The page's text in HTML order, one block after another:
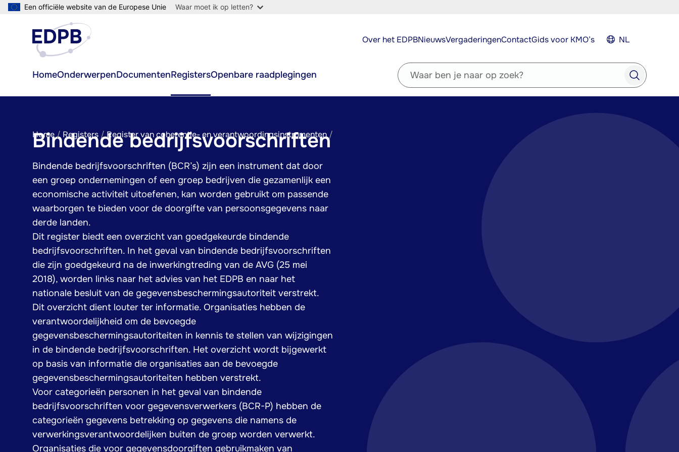
OverslaanEen officiële website van de Europese Unie Waar moet ik op letten?
Main
navigation
HomeOnderwerpenDocumentenRegistersOpenbare raadplegingen
Over het EDPBNieuwsVergaderingenContactGids voor KMO’s NL
Filter
by
Kruimelpad
Home Registers Register van coherentie- en verantwoordingsinstrumenten
Bindende bedrijfsvoorschriften
Bindende bedrijfsvoorschriften (BCR’s) zijn een instrument dat door
een groep ondernemingen of een groep bedrijven die gezamenlijk een
economische activiteit uitoefenen, kan worden gebruikt om passende
waarborgen te bieden voor de doorgifte van persoonsgegevens naar
derde landen.
Dit register biedt een overzicht van goedgekeurde bindende
bedrijfsvoorschriften. In het geval van bindende bedrijfsvoorschriften
die zijn goedgekeurd na de inwerkingtreding van de AVG (25 mei
2018), worden links naar het advies van het EDPB en naar het
nationale besluit van de gegevensbeschermingsautoriteit verstrekt.
Dit overzicht dient louter ter informatie. Organisaties hebben de
verantwoordelijkheid om de bevoegde
gegevensbeschermingsautoriteiten in kennis te stellen van wijzigingen
in de bindende bedrijfsvoorschriften. Het overzicht wordt bijgewerkt
op basis van informatie die organisaties aan de bevoegde
gegevensbeschermingsautoriteiten hebben verstrekt.
Voor categorieën personen in het geval van bindende
bedrijfsvoorschriften voor gegevensverwerkers (BCR-P) hebben de
categorieën gegevens betrekking op gegevens die namens de
verwerkingsverantwoordelijken buiten de groep worden verwerkt.
Organisaties die voor gegevensdoorgiften gebruikmaken van